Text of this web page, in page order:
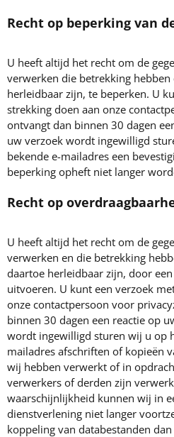
Recht op beperking van
U heeft altijd het recht om de
verwerken die betrekking
herleidbaar zijn, te beperken. U
strekking doen aan onze
ontvangt dan binnen 30 dagen
uw verzoek wordt ingewilligd
bekende e-mailadres een
beperking opheft niet langer
Recht op
U heeft altijd het recht om de
verwerken en die betrekking
daartoe herleidbaar zijn, door
uitvoeren. U kunt een verzoek
onze contactpersoon voor
binnen 30 dagen een reactie op
wordt ingewilligd sturen wij u op
mailadres afschriften of kopieën
wij hebben verwerkt of in
verwerkers of derden zijn
waarschijnlijkheid kunnen wij in
dienstverlening niet langer
koppeling van databestanden